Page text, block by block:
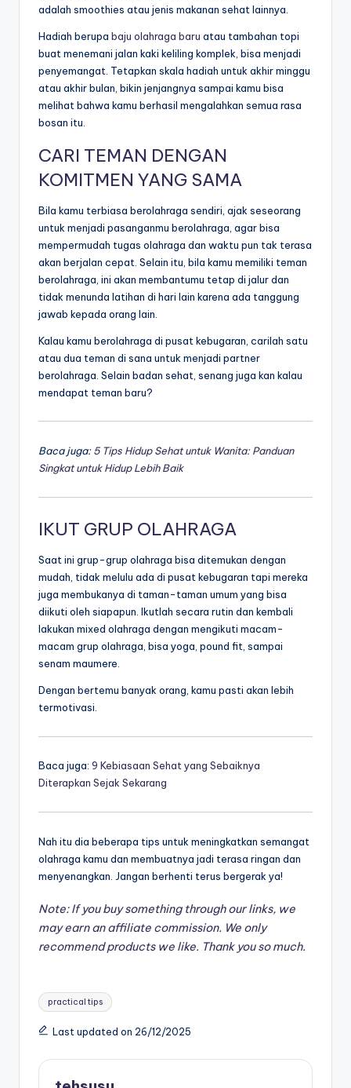
adalah smoothies atau jenis makanan sehat lainnya.
Hadiah berupa baju olahraga baru atau tambahan topi
buat menemani jalan kaki keliling komplek, bisa menjadi
penyemangat. Tetapkan skala hadiah untuk akhir minggu
atau akhir bulan, bikin jenjangnya sampai kamu bisa
melihat bahwa kamu berhasil mengalahkan semua rasa
bosan itu.
CARI TEMAN DENGAN
KOMITMEN YANG SAMA
Bila kamu terbiasa berolahraga sendiri, ajak seseorang
untuk menjadi pasanganmu berolahraga, agar bisa
mempermudah tugas olahraga dan waktu pun tak terasa
akan berjalan cepat. Selain itu, bila kamu memiliki teman
berolahraga, ini akan membantumu tetap di jalur dan
tidak menunda latihan di hari lain karena ada tanggung
jawab kepada orang lain.
Kalau kamu berolahraga di pusat kebugaran, carilah satu
atau dua teman di sana untuk menjadi partner
berolahraga. Selain badan sehat, senang juga kan kalau
mendapat teman baru?
Baca juga:5 Tips Hidup Sehat untuk Wanita: Panduan
Singkat untuk Hidup Lebih Baik
IKUT GRUP OLAHRAGA
Saat ini grup-grup olahraga bisa ditemukan dengan
mudah, tidak melulu ada di pusat kebugaran tapi mereka
juga membukanya di taman-taman umum yang bisa
diikuti oleh siapapun. Ikutlah secara rutin dan kembali
lakukan mixed olahraga dengan mengikuti macam-
macam grup olahraga, bisa yoga, pound fit, sampai
senam maumere.
Dengan bertemu banyak orang, kamu pasti akan lebih
termotivasi.
Baca juga: 9 Kebiasaan Sehat yang Sebaiknya
Diterapkan Sejak Sekarang
Nah itu dia beberapa tips untuk meningkatkan semangat
olahraga kamu dan membuatnya jadi terasa ringan dan
menyenangkan. Jangan berhenti terus bergerak ya!
Note: If you buy something through our links, we
may earn an affiliate commission. We only
recommend products we like. Thank you so much.
Tags:
practical tips
Last updated on 26/12/2025